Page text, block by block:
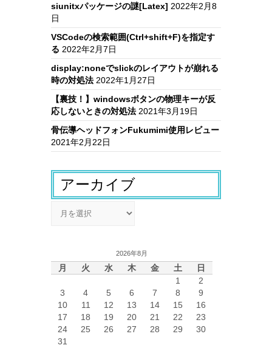
siunitxパッケージの謎[Latex] 2022年2月8
日
VSCodeの検索範囲(Ctrl+shift+F)を指定す
る 2022年2月7日
display:noneでslickのレイアウトが崩れる
時の対処法 2022年1月27日
【裏技！】windowsボタンの物理キーが反
応しないときの対処法 2021年3月19日
骨伝導ヘッドフォンFukumimi使用レビュー
2021年2月22日
アーカイブ
2026年8月
月 火 水 木 金 土
日
1
2
3
4 5 6 7 8
9
10
11 12 13 14 15
16
17
18 19 20 21 22
23
24
25 26 27 28 29
30
31